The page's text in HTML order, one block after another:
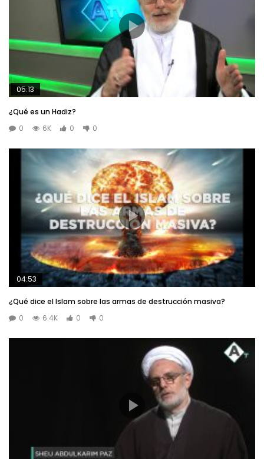
05:13
¿Qué es un Hadiz?
0
6K 0 0
04:53
¿Qué dice el Islam sobre las armas de destrucción masiva?
0
6.4K 0 0